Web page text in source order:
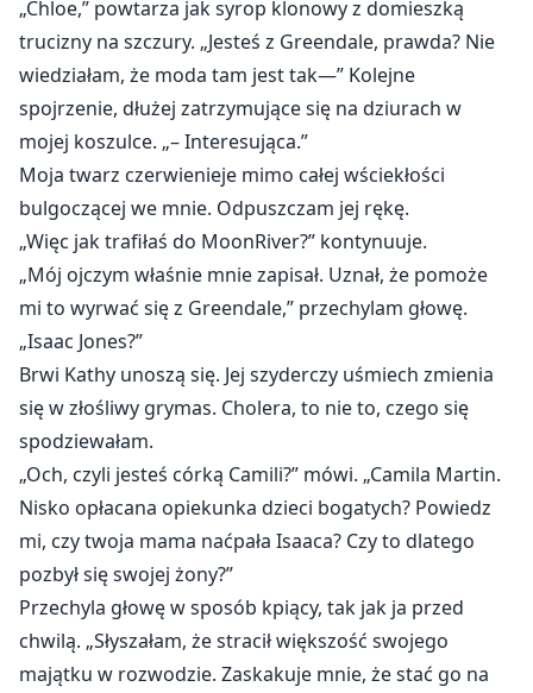
„Chloe,” powtarza jak syrop klonowy z domieszką
trucizny na szczury. „Jesteś z Greendale, prawda? Nie
wiedziałam, że moda tam jest tak—” Kolejne
spojrzenie, dłużej zatrzymujące się na dziurach w
mojej koszulce. „– Interesująca.”
Moja twarz czerwienieje mimo całej wściekłości
bulgoczącej we mnie. Odpuszczam jej rękę.
„Więc jak trafiłaś do MoonRiver?” kontynuuje.
„Mój ojczym właśnie mnie zapisał. Uznał, że pomoże
mi to wyrwać się z Greendale,” przechylam głowę.
„Isaac Jones?”
Brwi Kathy unoszą się. Jej szyderczy uśmiech zmienia
się w złośliwy grymas. Cholera, to nie to, czego się
spodziewałam.
„Och, czyli jesteś córką Camili?” mówi. „Camila Martin.
Nisko opłacana opiekunka dzieci bogatych? Powiedz
mi, czy twoja mama naćpała Isaaca? Czy to dlatego
pozbył się swojej żony?”
Przechyla głowę w sposób kpiący, tak jak ja przed
chwilą. „Słyszałam, że stracił większość swojego
majątku w rozwodzie. Zaskakuje mnie, że stać go na